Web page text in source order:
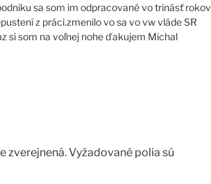
sa som im odpracované vo trinásť rokov
z práci.zmenilo vo sa vo vw vláde SR
si som na voľnej nohe ďakujem Michal
zverejnená.Vyžadované polia sú